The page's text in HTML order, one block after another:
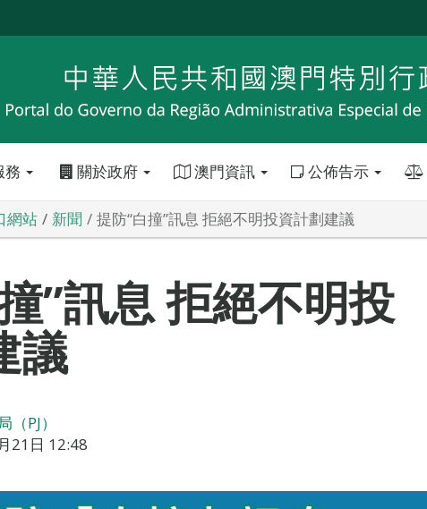
務 關於政府 澳門資訊 公佈告示
網站 新聞 提防“白撞”訊息 拒絕不明投資計劃建議
”訊息 拒絕不明投
議
PJ）
21日 12:48